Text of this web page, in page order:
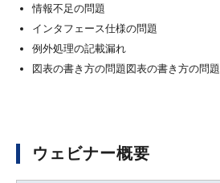
情報不足の問題
インタフェース仕様の問題
例外処理の記載漏れ
図表の書き方の問題図表の書き方の問題
ウェビナー概要